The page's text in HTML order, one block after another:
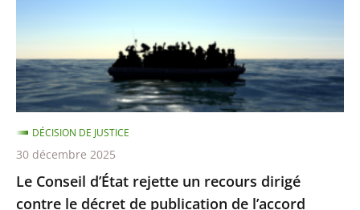
recours
contre
le
décret
de
publication
de
l’accord
Le Conseil d’État rejette un recours dirigé
contre le décret de publication de l’accord
DÉCISION DE JUSTICE
30 décembre 2025